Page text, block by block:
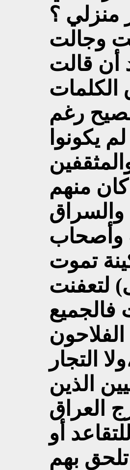
وجالت
أن قالت
رغم
يكونوا
منهم
والسراق
وأصحاب
تموت
لتعفنت
فالجميع
التجار
الذين
العراق
أو
بهم